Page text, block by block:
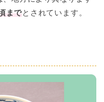
までとされています。